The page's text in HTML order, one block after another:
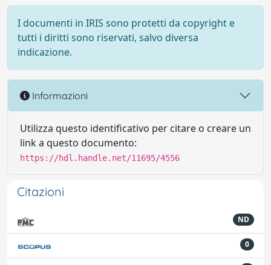
I documenti in IRIS sono protetti da copyright e
tutti i diritti sono riservati, salvo diversa
indicazione.
Informazioni
Utilizza questo identificativo per citare o creare un
link a questo documento:
https://hdl.handle.net/11695/4556
Citazioni
ND
0